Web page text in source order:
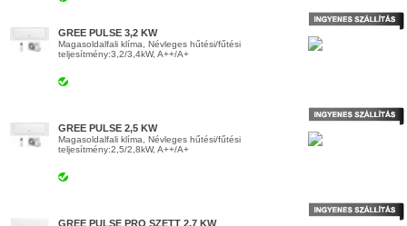
GREE PULSE 3,2 KW
Magasoldalfali klíma, Névleges hűtési/fűtési
teljesítmény:3,2/3,4kW, A++/A+
GREE PULSE 2,5 KW
Magasoldalfali klíma, Névleges hűtési/fűtési
teljesítmény:2,5/2,8kW, A++/A+
GREE PULSE PRO SZETT 2.7 KW